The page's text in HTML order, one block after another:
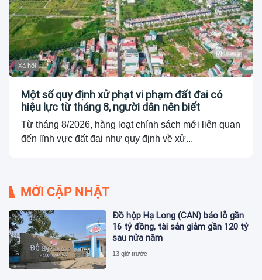
Xã hội
Một số quy định xử phạt vi phạm đất đai có
hiệu lực từ tháng 8, người dân nên biết
Từ tháng 8/2026, hàng loạt chính sách mới liên quan
đến lĩnh vực đất đai như quy định về xử...
MỚI CẬP NHẬT
Đồ hộp Hạ Long (CAN) báo lỗ gần
16 tỷ đồng, tài sản giảm gần 120 tỷ
sau nửa năm
13 giờ trước